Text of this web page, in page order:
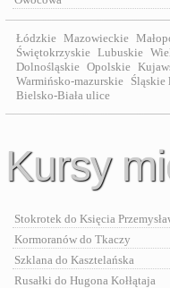
Łódzkie Mazowieckie
Świętokrzyskie Lubuskie
Dolnośląskie Opolskie
Warmińsko-mazurskie Śląskie
Bielsko-Biała ulice
Kursy
Stokrotek do Księcia
Kormoranów do Tkaczy
Szklana do Kasztelańska
Rusałki do Hugona Kołłątaja